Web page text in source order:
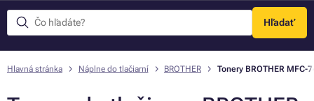
Hľadať
Menu
Hlavná stránka Náplne do tlačiarní BROTHER Tonery BROTHER MFC-